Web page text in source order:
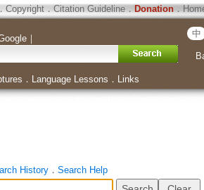
Copyright．Citation Guideline． Donation．
｜ 中
． Language Lessons ． Links
History． Search Help